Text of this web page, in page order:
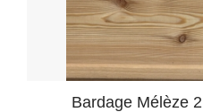
Bardage Mélèze